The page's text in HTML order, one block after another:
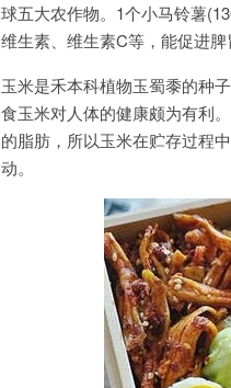
球五大农作物。1个小马铃薯
维生素、维生素C等，能促进脾
玉米是禾本科植物玉蜀黍的种
食玉米对人体的健康颇为有利
的脂肪，所以玉米在贮存过程
动。